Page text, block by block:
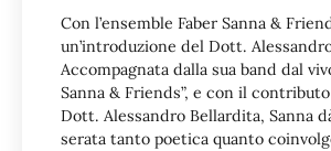
Con l’ensemble Faber Sanna &
un’introduzione del Dott.
Accompagnata dalla sua band dal
Sanna & Friends”, e con il
Dott. Alessandro Bellardita, Sanna
serata tanto poetica quanto